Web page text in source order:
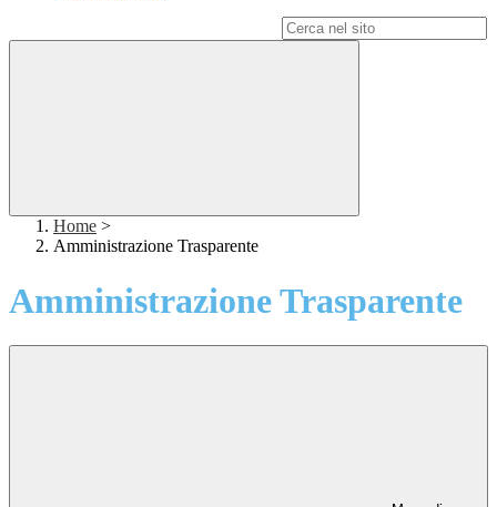
Home >
Amministrazione Trasparente
Amministrazione Trasparente